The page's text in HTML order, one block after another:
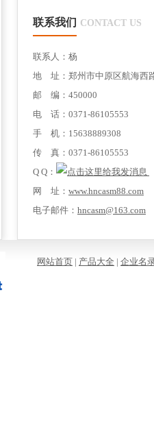
联系我们 CONTACT US
联系人：杨
地 址：郑州市中原区航海西
邮 编：450000
电 话：0371-86105553
手 机：15638889308
传 真：0371-86105553
Q Q：
网 址： www.hncasm88.com
电子邮件： hncasm@163.com
网站首页 | 产品大全 | 企业名